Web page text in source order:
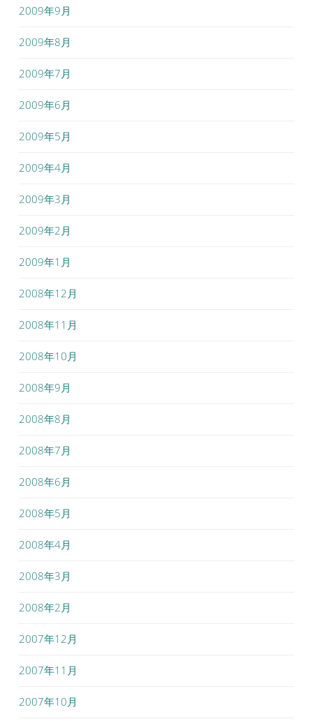
2009年9月
2009年8月
2009年7月
2009年6月
2009年5月
2009年4月
2009年3月
2009年2月
2009年1月
2008年12月
2008年11月
2008年10月
2008年9月
2008年8月
2008年7月
2008年6月
2008年5月
2008年4月
2008年3月
2008年2月
2007年12月
2007年11月
2007年10月